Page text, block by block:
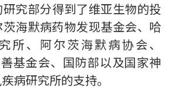
究部分得到了维亚生物的投
海默病药物发现基金会、哈
所、阿尔茨海默病协会、
基金会、国防部以及国家神
病研究所的支持。